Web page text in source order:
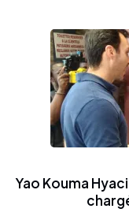
Yao Kouma